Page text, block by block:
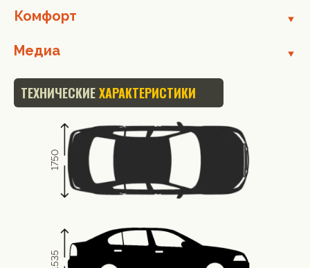
Комфорт
Медиа
ТЕХНИЧЕСКИЕХАРАКТЕРИСТИКИ
1535
1750